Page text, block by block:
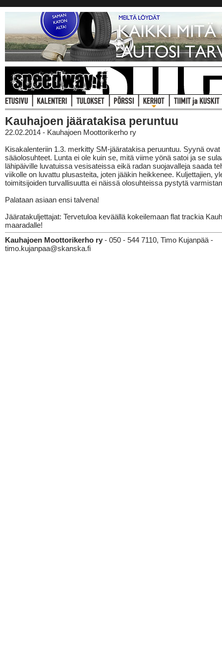
Kauhajoen jääratakisa peruntuu
22.02.2014 - Kauhajoen Moottorikerho ry
Kisakalenteriin 1.3. merkitty SM-jääratakisa peruuntuu. Syynä ovat
sääolosuhteet. Lunta ei ole kuin se, mitä viime yönä satoi ja se
lähipäiville luvatuissa vesisateissa eikä radan suojavalleja saada
viikolle on luvattu plusasteita, joten jääkin heikkenee. Kuljettajien,
toimitsijoiden turvallisuutta ei näissä olosuhteissa pystytä
Palataan asiaan ensi talvena!
Jääratakuljettajat: Tervetuloa keväällä kokeilemaan flat trackia
maaradalle!
Kauhajoen Moottorikerho ry - 050 - 544 7110, Timo Kujanpää -
timo.kujanpaa@skanska.fi